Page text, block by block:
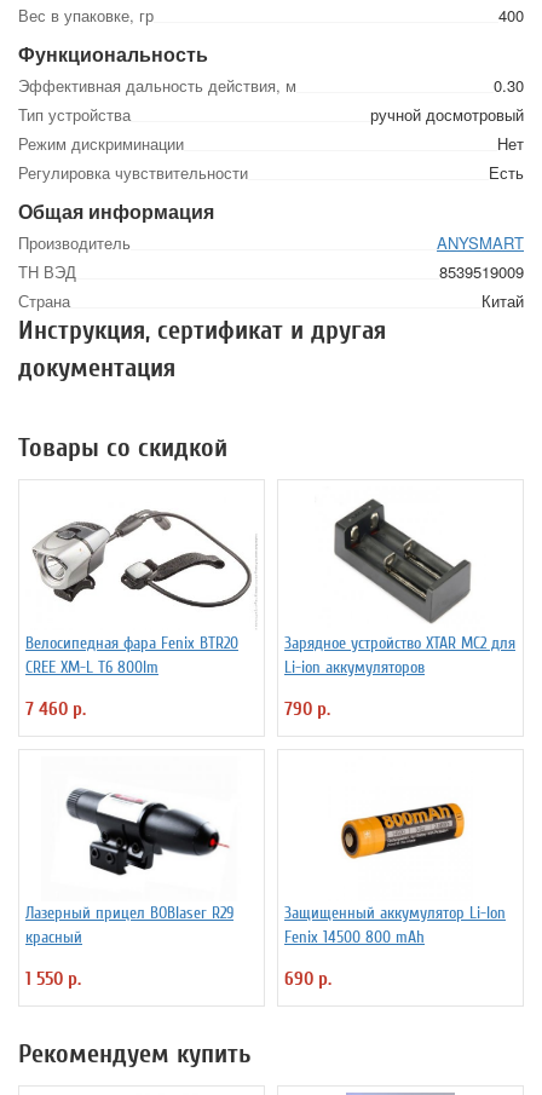
Вес в упаковке, гр 400
Функциональность
Эффективная дальность действия, м
0.30
Тип устройства
ручной досмотровый
Режим дискриминации
Нет
Регулировка чувствительности
Есть
Общая информация
Производитель
ANYSMART
ТН ВЭД
8539519009
Страна
Китай
Инструкция, сертификат и другая
документация
Товары со скидкой
Велосипедная фара Fenix BTR20
CREE XM-L T6 800lm
7 460 р.
Зарядное устройство XTAR MC2 для
Li-ion аккумуляторов
790 р.
Лазерный прицел BOBlaser R29
красный
1 550 р.
Защищенный аккумулятор Li-Ion
Fenix 14500 800 mAh
690 р.
Рекомендуем купить